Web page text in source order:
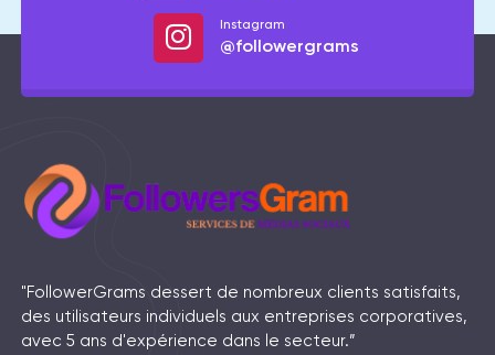
Instagram
@followergrams
"FollowerGrams dessert de nombreux clients satisfaits,
des utilisateurs individuels aux entreprises corporatives,
avec 5 ans d'expérience dans le secteur.”